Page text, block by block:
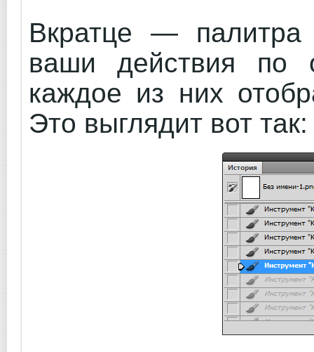
Вкратце — палитра
ваши действия по
каждое из них
Это выглядит вот так: